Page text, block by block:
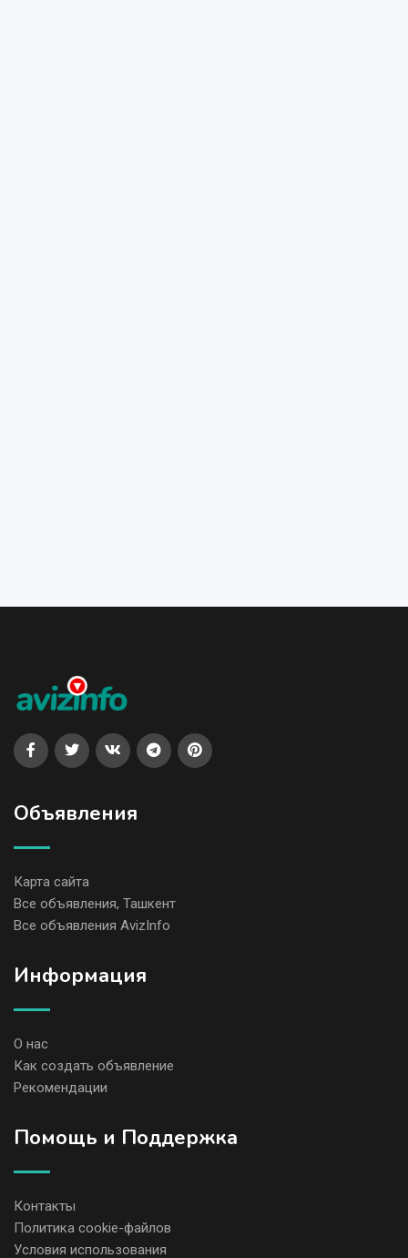
Объявления
Карта сайта
Все объявления, Ташкент
Все объявления AvizInfo
Информация
О нас
Как создать объявление
Рекомендации
Помощь и Поддержка
Контакты
Политика cookie-файлов
Условия использования